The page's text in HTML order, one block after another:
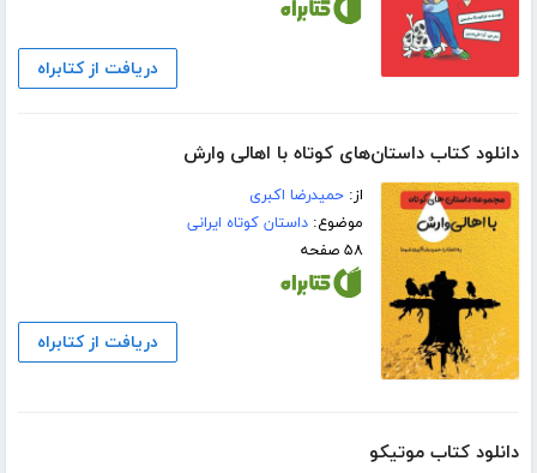
دریافت از کتابراه
دانلود کتاب داستان‌های کوتاه با اهالی وارش
از:حمیدرضا اکبری
موضوع:داستان کوتاه ایرانی
۵۸ صفحه
دریافت از کتابراه
دانلود کتاب موتیکو